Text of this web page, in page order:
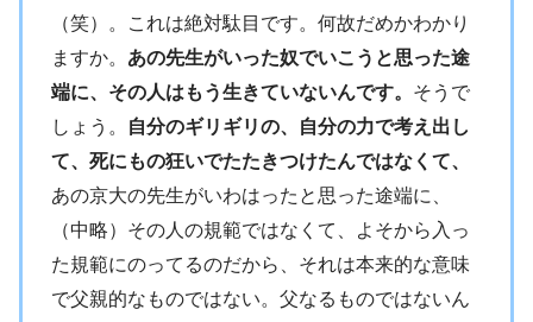
（笑）。これは絶対駄目です。何故だめかわかり
ますか。 あの先生がいった奴でいこうと思った途
端に、その人はもう生きていないんです。 そうで
しょう。
自分のギリギリの、自分の力で考え出し
て、死にもの狂いでたたきつけたんではなくて、
あの京大の先生がいわはったと思った途端に、
（中略）その人の規範ではなくて、よそから入っ
た規範にのってるのだから、それは本来的な意味
で父親的なものではない。父なるものではないん